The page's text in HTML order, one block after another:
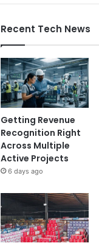
Recent Tech News
Getting Revenue
Recognition Right
Across Multiple
Active Projects
6 days ago